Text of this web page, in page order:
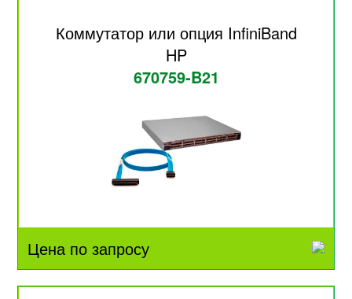
Коммутатор или опция InfiniBand
HP
670759-B21
Цена по запросу